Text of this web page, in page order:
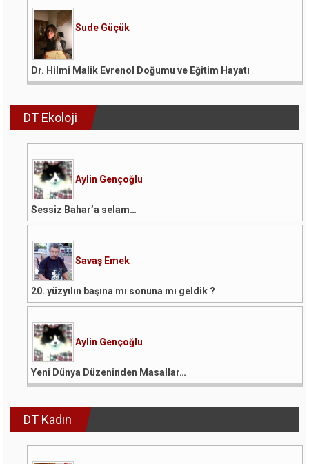
Birliği’nde
Ulusal
Güvenlik
Sude Güçük
Dr. Hilmi Malik Evrenol Doğumu ve Eğitim Hayatı
DT Ekoloji
Aylin Gençoğlu
Sessiz Bahar’a selam…
Savaş Emek
20. yüzyılın başına mı sonuna mı geldik ?
Aylin Gençoğlu
Yeni Dünya Düzeninden Masallar…
DT Kadın